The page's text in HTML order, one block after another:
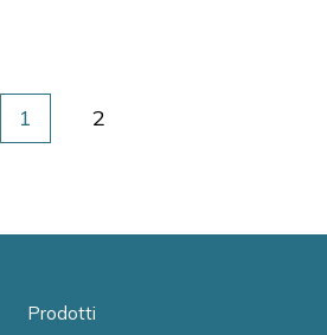
1 2
Prodotti